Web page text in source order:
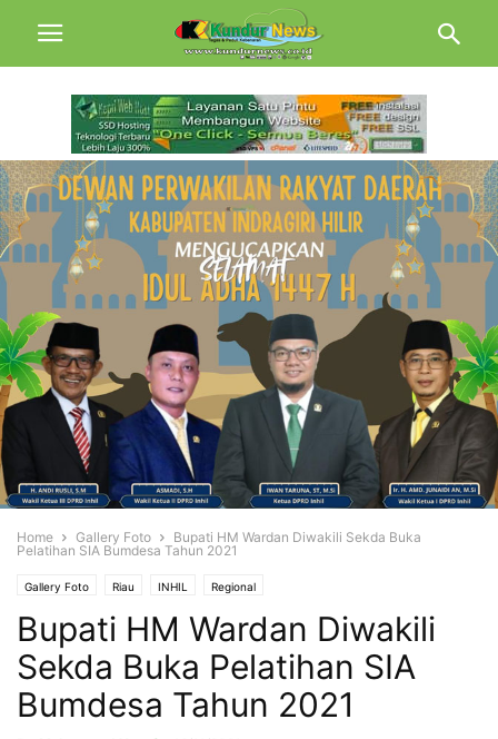
Home Gallery Foto
Bupati HM Wardan Diwakili Sekda Buka
Pelatihan SIA Bumdesa Tahun 2021
Gallery Foto Riau INHIL Regional
Bupati HM Wardan Diwakili
Sekda Buka Pelatihan SIA
Bumdesa Tahun 2021